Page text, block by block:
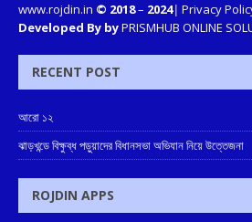
www.rojdin.in © 2018– 2024| Privacy
Developed By byPRISMHUB ONLINE
RECENT POST
আরো ১২
ঝাড়খন্ডে বিক্ষুব্ধ পড়ুয়াদের বিধানসভা অভিযান নিয়ে উত্তেজনা
ROJDIN APPS